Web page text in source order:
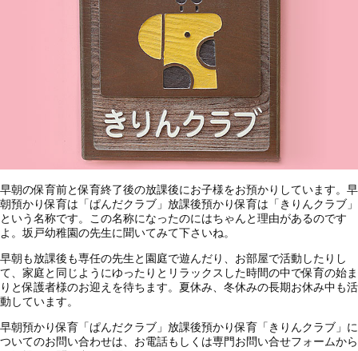
早朝の保育前と保育終了後の放課後にお子様をお預かりしています。早
朝預かり保育は「ぱんだクラブ」放課後預かり保育は「きりんクラブ」
という名称です。この名称になったのにはちゃんと理由があるのです
よ。坂戸幼稚園の先生に聞いてみて下さいね。
早朝も放課後も専任の先生と園庭で遊んだり、お部屋で活動したりし
て、家庭と同じようにゆったりとリラックスした時間の中で保育の始ま
りと保護者様のお迎えを待ちます。夏休み、冬休みの長期お休み中も活
動しています。
早朝預かり保育「ぱんだクラブ」放課後預かり保育「きりんクラブ」に
ついてのお問い合わせは、お電話もしくは専門お問い合せフォームから